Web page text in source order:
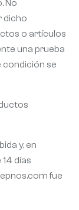
No
dicho
o artículos
una prueba
condición se
y, en
días
fue